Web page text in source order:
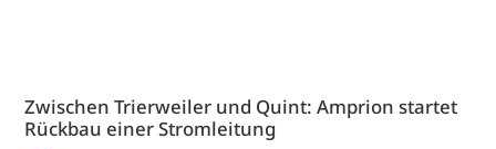
Zwischen Trierweiler und Quint: Amprion startet
Rückbau einer Stromleitung